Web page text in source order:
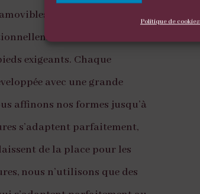
Politique de cookies
ces chaussures
confortables et
exigeants. Chaque
avec une grande
affinons nos formes jusqu’à
s’adaptent parfaitement,
de la place pour les
nous n’utilisons que des